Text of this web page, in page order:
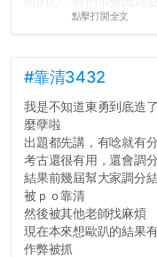
壓力而選擇逃避(作弊)，
績無法體現你們的努力，
往後你們正直的態度一定
讓你們在社會上適應得
好。最後，那些作弊的同
學，你們要瞭解到作弊對
們而言是沒有任何好處的
大學是你們唯一可以勇
錯但不需要付出太大代價
地方，你們在這時候如果
會學會...
點擊打開全文
#靠清3432
我是不知道東勇到底造
麼孽啦
出題都先講，有唸就有分
考古還很有用，還會調分
結果前幾屆幫大家調分
被ｐｏ靠清
然後被其他老師找麻煩
現在本來想歐趴的結果
作弊被抓